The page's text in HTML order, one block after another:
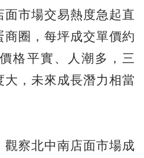
面市場交易熱度急起直
圈，每坪成交單價約
格平實、人潮多，三
大，未來成長潛力相當
察北中南店面市場成